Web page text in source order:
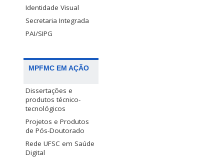
Identidade Visual
Secretaria Integrada
PAI/SIPG
MPFMC EM AÇÃO
Dissertações e
produtos técnico-
tecnológicos
Projetos e Produtos
de Pós-Doutorado
Rede UFSC em Saúde
Digital